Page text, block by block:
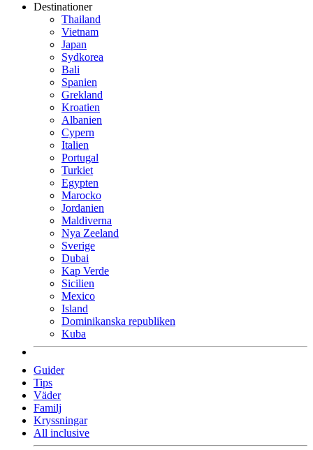
Destinationer
Thailand
Vietnam
Japan
Sydkorea
Bali
Spanien
Grekland
Kroatien
Albanien
Cypern
Italien
Portugal
Turkiet
Egypten
Marocko
Jordanien
Maldiverna
Nya Zeeland
Sverige
Dubai
Kap Verde
Sicilien
Mexico
Island
Dominikanska republiken
Kuba
Guider
Tips
Väder
Familj
Kryssningar
All inclusive